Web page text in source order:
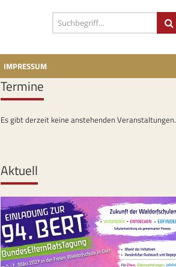
IMPRESSUM
Termine
Es gibt derzeit keine anstehenden Veranstaltungen.
Aktuell